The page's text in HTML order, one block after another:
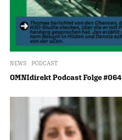
NEWS PODCAST
OMNIdirekt Podcast Folge #064